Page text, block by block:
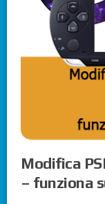
Modifica
– funziona